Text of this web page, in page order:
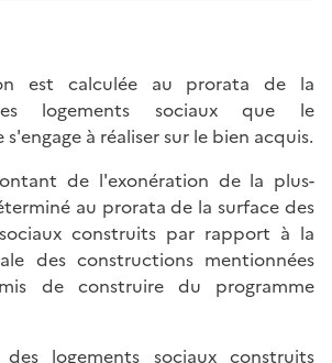
est calculée au prorata de la
logements sociaux que le
s'engage à réaliser sur le bien acquis.
de l'exonération de la plus-
au prorata de la surface des
construits par rapport à la
des constructions mentionnées
de construire du programme
logements sociaux construits